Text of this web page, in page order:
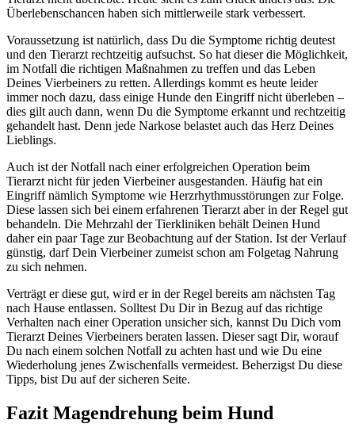
Überlebenschancen haben sich mittlerweile stark verbessert.
Voraussetzung ist natürlich, dass Du die Symptome richtig deutest
und den Tierarzt rechtzeitig aufsuchst. So hat dieser die Möglichkeit,
im Notfall die richtigen Maßnahmen zu treffen und das Leben
Deines Vierbeiners zu retten. Allerdings kommt es heute leider
immer noch dazu, dass einige Hunde den Eingriff nicht überleben –
dies gilt auch dann, wenn Du die Symptome erkannt und rechtzeitig
gehandelt hast. Denn jede Narkose belastet auch das Herz Deines
Lieblings.
Auch ist der Notfall nach einer erfolgreichen Operation beim
Tierarzt nicht für jeden Vierbeiner ausgestanden. Häufig hat ein
Eingriff nämlich Symptome wie Herzrhythmusstörungen zur Folge.
Diese lassen sich bei einem erfahrenen Tierarzt aber in der Regel gut
behandeln. Die Mehrzahl der Tierkliniken behält Deinen Hund
daher ein paar Tage zur Beobachtung auf der Station. Ist der Verlauf
günstig, darf Dein Vierbeiner zumeist schon am Folgetag Nahrung
zu sich nehmen.
Verträgt er diese gut, wird er in der Regel bereits am nächsten Tag
nach Hause entlassen. Solltest Du Dir in Bezug auf das richtige
Verhalten nach einer Operation unsicher sich, kannst Du Dich vom
Tierarzt Deines Vierbeiners beraten lassen. Dieser sagt Dir, worauf
Du nach einem solchen Notfall zu achten hast und wie Du eine
Wiederholung jenes Zwischenfalls vermeidest. Beherzigst Du diese
Tipps, bist Du auf der sicheren Seite.
Fazit Magendrehung beim Hund